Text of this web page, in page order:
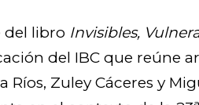
del libro Invisibles,
del IBC que reúne
Ríos, Zuley Cáceres y